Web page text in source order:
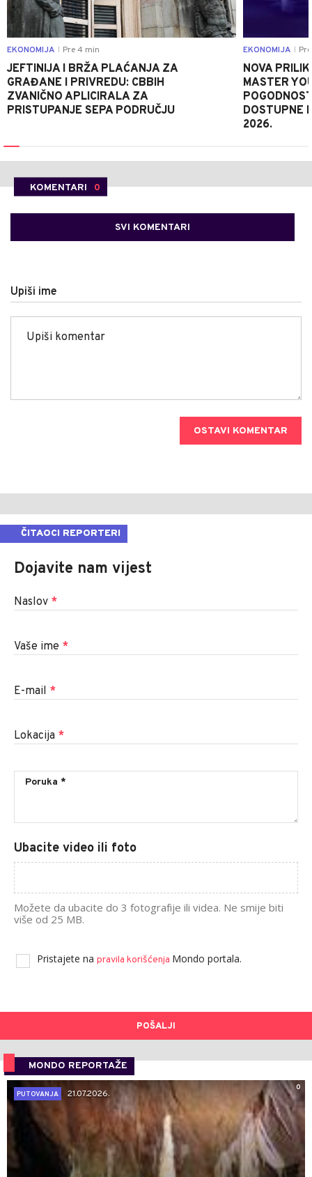
EKONOMIJA Pre 4 min
JEFTINIJA I BRŽA PLAĆANJA ZA
GRAĐANE I PRIVREDU: CBBIH
ZVANIČNO APLICIRALA ZA
PRISTUPANJE SEPA PODRUČJU
EKONOMIJA
NOVA
MASTER
DOSTUPNE
2026.
KOMENTARI 0
SVI KOMENTARI
Upiši ime
OSTAVI KOMENTAR
ČITAOCI REPORTERI
Dojavite nam vijest
Naslov *
Vaše ime *
E-mail *
Lokacija *
Ubacite video ili foto
Možete da ubacite do 3 fotografije ili videa. Ne smije biti
više od 25 MB.
Pristajete na pravila korišćenja Mondo portala.
POŠALJI
MONDO REPORTAŽE
0
PUTOVANJA
21.07.2026.